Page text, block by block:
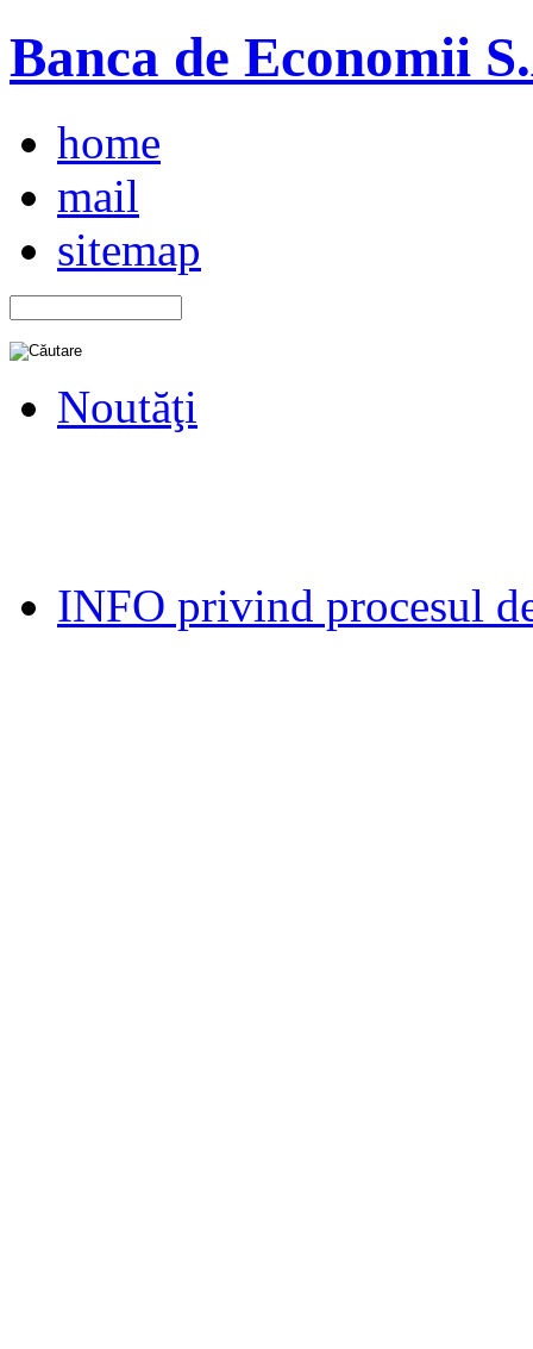
Banca de Economii
home
mail
sitemap
Noutăţi
INFO privind procesul